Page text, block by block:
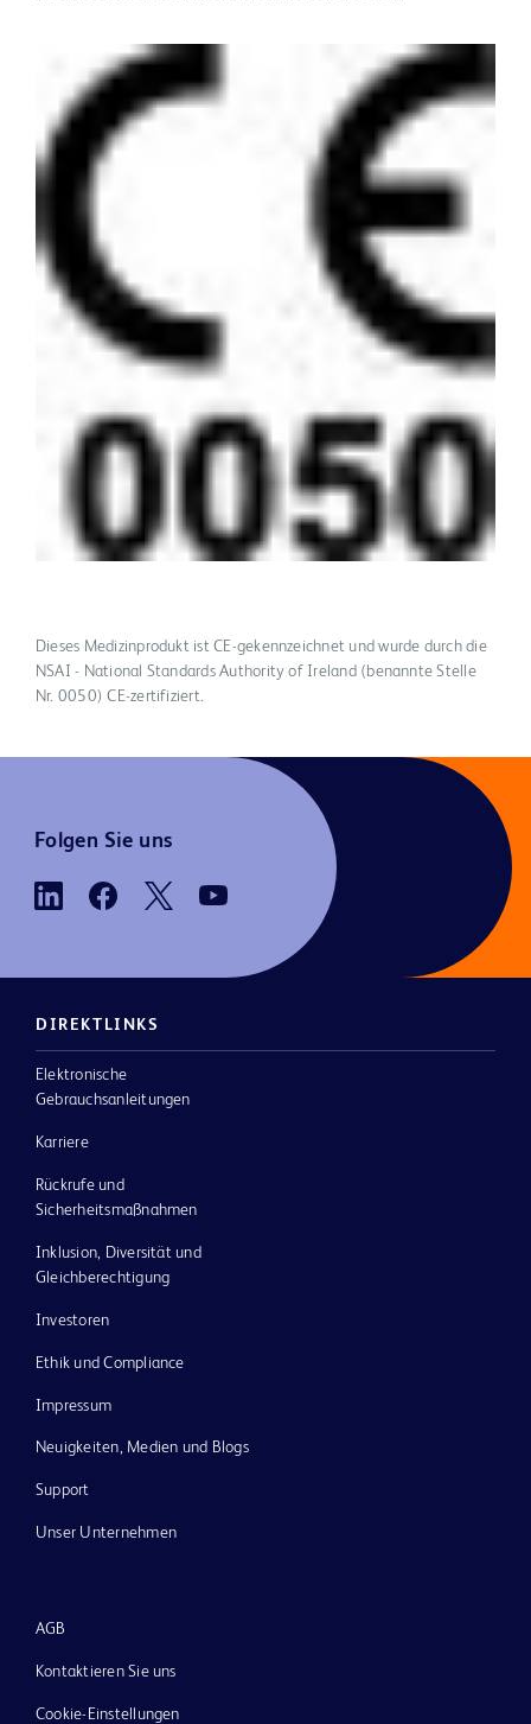
Dieses Medizinprodukt ist CE-gekennzeichnet und wurde durch die
NSAI - National Standards Authority of Ireland (benannte Stelle
Nr. 0050) CE-zertifiziert.
Folgen Sie uns
DIREKTLINKS
Elektronische
Gebrauchsanleitungen
Karriere
Rückrufe und
Sicherheitsmaßnahmen
Inklusion, Diversität und
Gleichberechtigung
Investoren
Ethik und Compliance
Impressum
Neuigkeiten, Medien und Blogs
Support
Unser Unternehmen
AGB
Kontaktieren Sie uns
Cookie-Einstellungen